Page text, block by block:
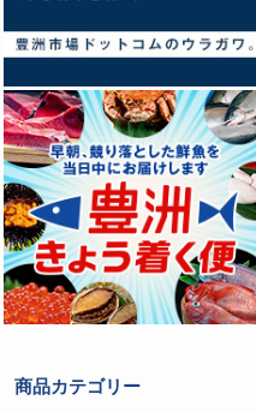
商品カテゴリー